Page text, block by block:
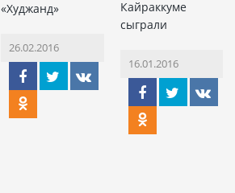
«Худжанд»
26.02.2016
Кайраккуме
сыграли
16.01.2016